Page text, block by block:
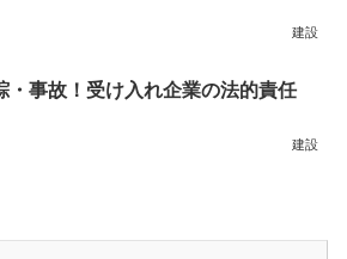
建設
・事故！受け入れ企業の法的責任
建設